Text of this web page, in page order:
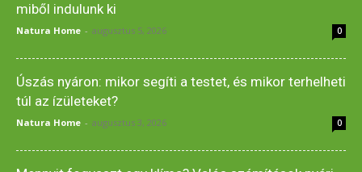
miből indulunk ki
Natura Home - augusztus 5, 2026 0
Úszás nyáron: mikor segíti a testet, és mikor terhelheti
túl az ízületeket?
Natura Home - augusztus 3, 2026 0